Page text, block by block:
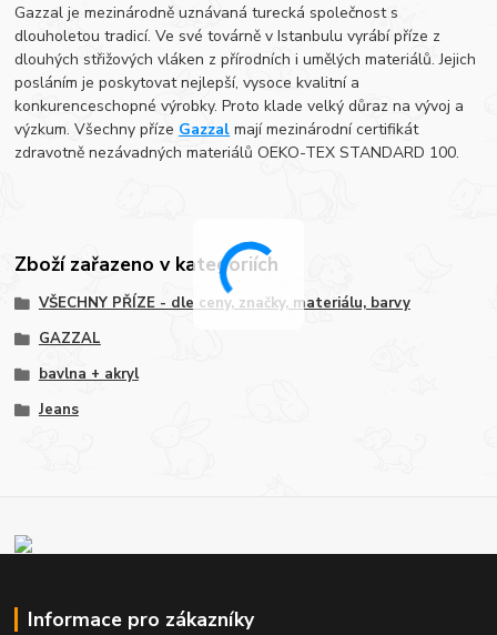
Gazzal je mezinárodně uznávaná turecká společnost s
dlouholetou tradicí. Ve své továrně v Istanbulu vyrábí příze z
dlouhých střižových vláken z přírodních i umělých materiálů. Jejich
posláním je poskytovat nejlepší, vysoce kvalitní a
konkurenceschopné výrobky. Proto klade velký důraz na vývoj a
výzkum. Všechny příze Gazzal mají mezinárodní certifikát
zdravotně nezávadných materiálů OEKO-TEX STANDARD 100.
Zboží zařazeno v kategoriích
VŠECHNY PŘÍZE - dle ceny, značky, materiálu, barvy
GAZZAL
bavlna + akryl
Jeans
Informace pro zákazníky